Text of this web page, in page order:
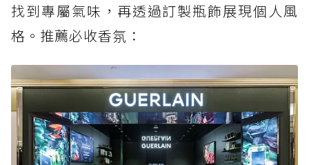
找到專屬氣味，再透過訂製瓶飾展現個人風
格。推薦必收香氛：